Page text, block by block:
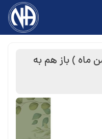
دلو ( بهمن ماه ) باز هم به